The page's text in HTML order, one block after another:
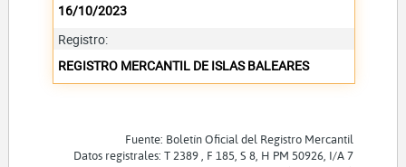
16/10/2023
Registro:
REGISTRO MERCANTIL DE ISLAS BALEARES
Fuente: Boletín Oficial del Registro Mercantil
Datos registrales: T 2389 , F 185, S 8, H PM 50926, I/A 7